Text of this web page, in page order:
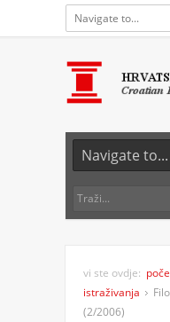
vi ste ovdje:
istraživanja
(2/2006)